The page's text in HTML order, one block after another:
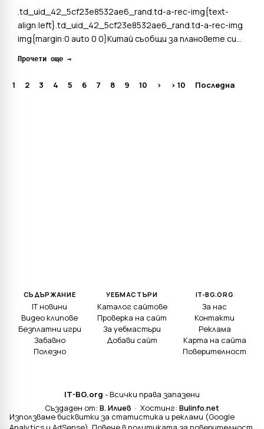
.td_uid_42_5cf23e8532ae6_rand.td-a-rec-img{text-
align:left}.td_uid_42_5cf23e8532ae6_rand.td-a-rec-img
img{margin:0 auto 0 0}Китай съобщи за плановете си
организации, които нанасят вреда на интересите на
Прочети още →
1 2 3 4 5 6 7 8 9 10 > > 10 Последна
СЪДЪРЖАНИЕ
IT новини
Видео клипове
Безплатни игри
Забавно
Полезно
УЕБМАСТЪРИ
Каталог сайтове
Проверка на сайт
За уебмастъри
Добави сайт
IT-BG.ORG
За нас
Контакти
Реклама
Карта на сайта
Поверителност
IT-BG.org - Всички права запазени
Създаден от: В. Илиев · Хостинг: Bulinfo.net
Използваме бисквитки за статистика и реклами (Google